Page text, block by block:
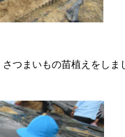
つまいもの苗植えをしま